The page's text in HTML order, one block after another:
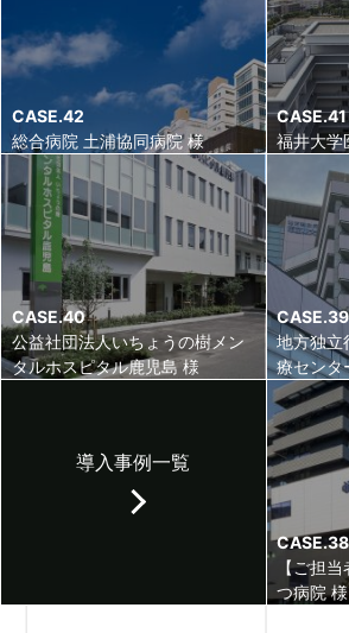
CASE.42
総合病院 土浦協同病院 様
CASE.41
福井大学
CASE.40
公益社団法人いちょうの樹メン
タルホスピタル鹿児島 様
CASE.39
地方独立
療センタ
導入事例一覧
CASE.38
【ご担
つ病院 様